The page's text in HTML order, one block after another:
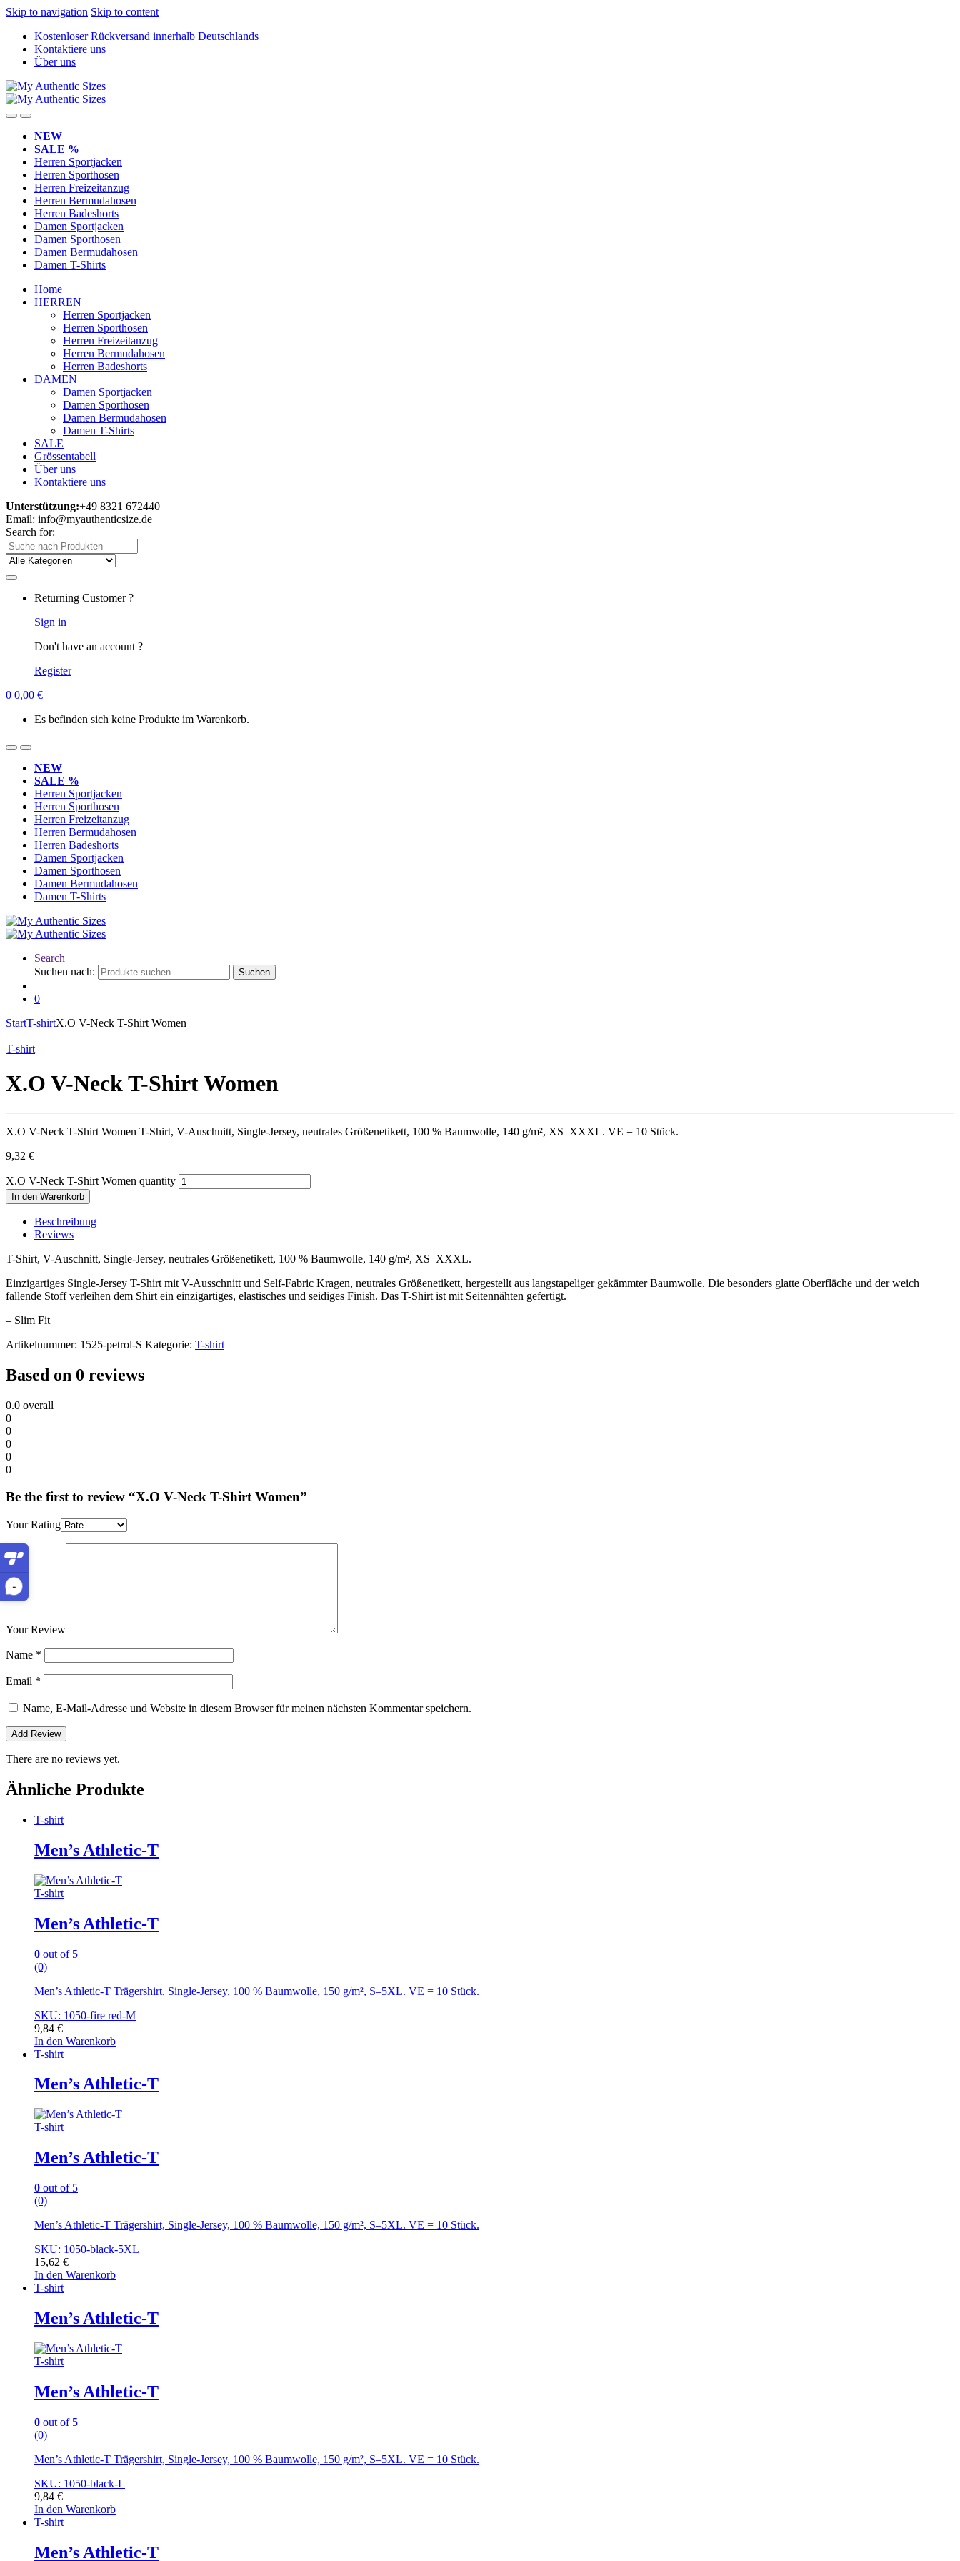
-
Skip to navigation Skip to content
Kostenloser Rückversand innerhalb Deutschlands
Kontaktiere uns
Über uns
NEW
SALE %
Herren Sportjacken
Herren Sporthosen
Herren Freizeitanzug
Herren Bermudahosen
Herren Badeshorts
Damen Sportjacken
Damen Sporthosen
Damen Bermudahosen
Damen T-Shirts
Home
HERREN
Herren Sportjacken
Herren Sporthosen
Herren Freizeitanzug
Herren Bermudahosen
Herren Badeshorts
DAMEN
Damen Sportjacken
Damen Sporthosen
Damen Bermudahosen
Damen T-Shirts
SALE
Grössentabell
Über uns
Kontaktiere uns
Unterstützung:+49 8321 672440
Email: info@myauthenticsize.de
Search for:
Returning Customer ?
Sign in
Don't have an account ?
Register
0 0,00 €
Es befinden sich keine Produkte im Warenkorb.
NEW
SALE %
Herren Sportjacken
Herren Sporthosen
Herren Freizeitanzug
Herren Bermudahosen
Herren Badeshorts
Damen Sportjacken
Damen Sporthosen
Damen Bermudahosen
Damen T-Shirts
Search
Suchen nach:
Suchen
0
StartT-shirtX.O V-Neck T-Shirt Women
T-shirt
X.O V-Neck T-Shirt Women
X.O V-Neck T-Shirt Women T-Shirt, V-Auschnitt, Single-Jersey, neutrales Größenetikett, 100 % Baumwolle, 140 g/m², XS–XXXL. VE = 10 Stück.
9,32 €
X.O V-Neck T-Shirt Women quantity
In den Warenkorb
Beschreibung
Reviews
T-Shirt, V-Auschnitt, Single-Jersey, neutrales Größenetikett, 100 % Baumwolle, 140 g/m², XS–XXXL.
Einzigartiges Single-Jersey T-Shirt mit V-Ausschnitt und Self-Fabric Kragen, neutrales Größenetikett, hergestellt aus langstapeliger gekämmter Baumwolle. Die besonders glatte Oberfläche und der weich
fallende Stoff verleihen dem Shirt ein einzigartiges, elastisches und seidiges Finish. Das T-Shirt ist mit Seitennähten gefertigt.
– Slim Fit
Artikelnummer: 1525-petrol-S Kategorie: T-shirt
Based on 0 reviews
0.0 overall
0
0
0
0
0
Be the first to review “X.O V-Neck T-Shirt Women”
Your Rating
Your Review
Name *
Email *
Name, E-Mail-Adresse und Website in diesem Browser für meinen nächsten Kommentar speichern.
There are no reviews yet.
Ähnliche Produkte
T-shirt
Men’s Athletic-T
T-shirt
Men’s Athletic-T
0 out of 5
(0)
Men’s Athletic-T Trägershirt, Single-Jersey, 100 % Baumwolle, 150 g/m², S–5XL. VE = 10 Stück.
SKU: 1050-fire red-M
9,84 €
In den Warenkorb
T-shirt
Men’s Athletic-T
T-shirt
Men’s Athletic-T
0 out of 5
(0)
Men’s Athletic-T Trägershirt, Single-Jersey, 100 % Baumwolle, 150 g/m², S–5XL. VE = 10 Stück.
SKU: 1050-black-5XL
15,62 €
In den Warenkorb
T-shirt
Men’s Athletic-T
T-shirt
Men’s Athletic-T
0 out of 5
(0)
Men’s Athletic-T Trägershirt, Single-Jersey, 100 % Baumwolle, 150 g/m², S–5XL. VE = 10 Stück.
SKU: 1050-black-L
9,84 €
In den Warenkorb
T-shirt
Men’s Athletic-T